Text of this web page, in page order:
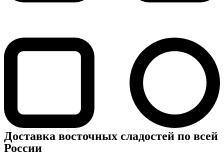
Доставка восточных сладостей по всей
России